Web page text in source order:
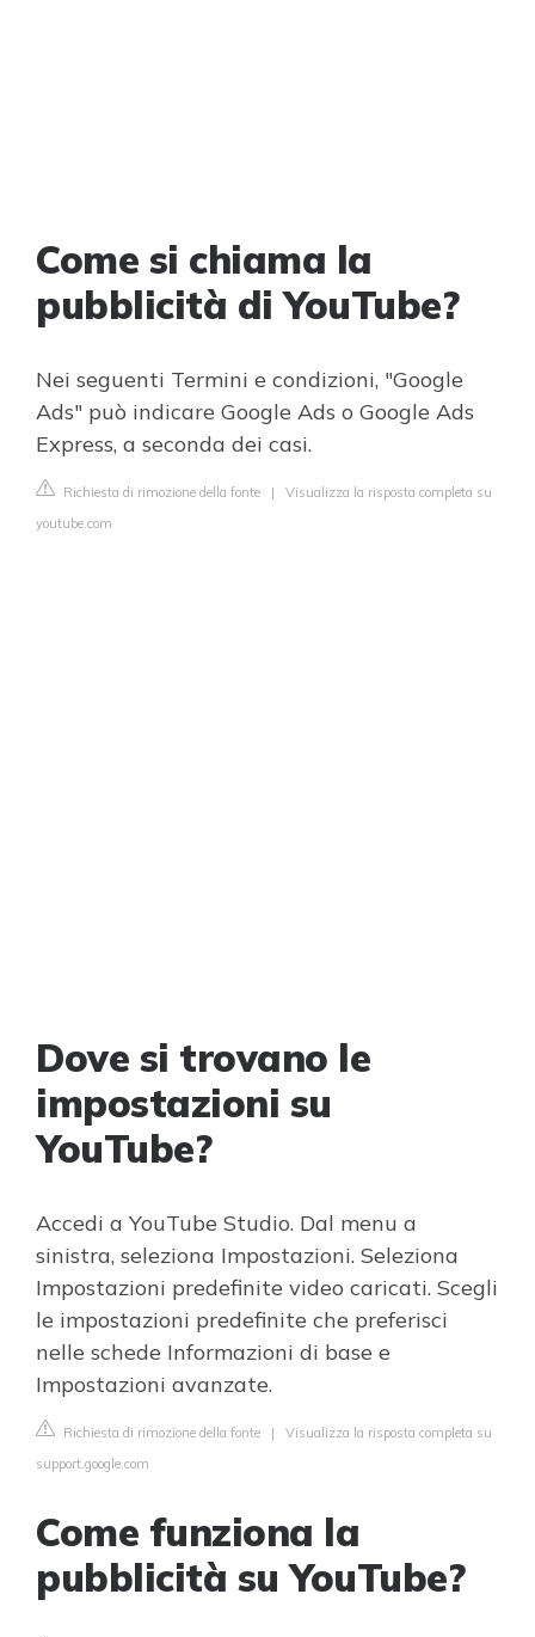
Come si chiama la
pubblicità di YouTube?
Nei seguenti Termini e condizioni, "Google
Ads" può indicare Google Ads o Google Ads
Express, a seconda dei casi.
Richiesta di rimozione della fonte | Visualizza la risposta completa su
youtube.com
Dove si trovano le
impostazioni su
YouTube?
Accedi a YouTube Studio. Dal menu a
sinistra, seleziona Impostazioni. Seleziona
Impostazioni predefinite video caricati. Scegli
le impostazioni predefinite che preferisci
nelle schede Informazioni di base e
Impostazioni avanzate.
Richiesta di rimozione della fonte | Visualizza la risposta completa su
support.google.com
Come funziona la
pubblicità su YouTube?